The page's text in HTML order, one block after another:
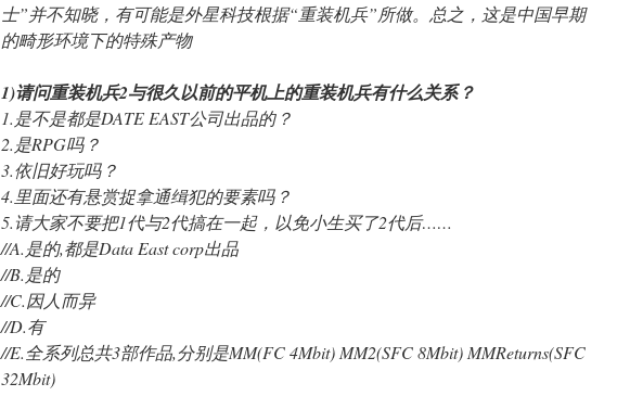
士”并不知晓，有可能是外星科技根据“重装机兵”所做。总之，这是中国早期
的畸形环境下的特殊产物
1)请问重装机兵2与很久以前的平机上的重装机兵有什么关系？
1.是不是都是DATE EAST公司出品的？
2.是RPG吗？
3.依旧好玩吗？
4.里面还有悬赏捉拿通缉犯的要素吗？
5.请大家不要把1代与2代搞在一起，以免小生买了2代后……
//A.是的,都是Data East corp出品
//B.是的
//C.因人而异
//D.有
//E.全系列总共3部作品,分别是MM(FC 4Mbit) MM2(SFC 8Mbit) MMReturns(SFC
32Mbit)